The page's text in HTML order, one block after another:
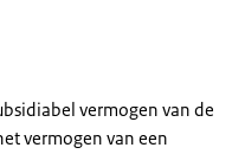
vermogen van de
vermogen van een